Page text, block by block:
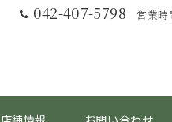
042-407-5798 営業